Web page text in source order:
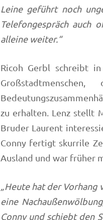
Leine geführt noch
Telefongespräch auch
alleine weiter.“
Ricoh Gerbl schreibt
zu erhalten. Lenz stellt
Bruder Laurent
Conny fertigt skurrile
Ausland und war früher
„Heute hat der Vorhang
eine
Conny und schiebt den